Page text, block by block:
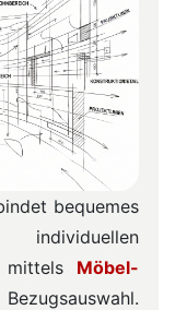
bequemes
mittels Möbel-
Bezugsauswahl.